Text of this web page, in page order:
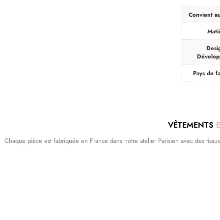
Convient
Pays de
VÊTEMENTS
Chaque pièce est fabriquée en France dans notre atelier Parisien avec des